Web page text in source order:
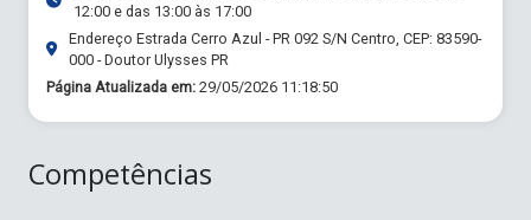
12:00 e das 13:00 às 17:00
Endereço Estrada Cerro Azul - PR 092 S/N Centro, CEP: 83590-
000 - Doutor Ulysses PR
Página Atualizada em: 29/05/2026 11:18:50
Competências